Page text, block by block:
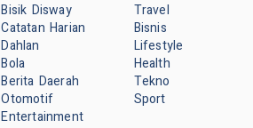
Bisik Disway
Catatan Harian
Dahlan
Bola
Berita Daerah
Otomotif
Entertainment
Travel
Bisnis
Lifestyle
Health
Tekno
Sport